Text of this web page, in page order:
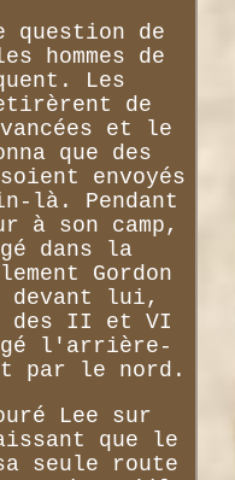
question de
hommes de
Les
de
et le
que des
envoyés
là. Pendant
à son camp,
dans la
Gordon
lui,
des II et VI
l'arrière-
par le nord.
Lee sur
que le
seule route